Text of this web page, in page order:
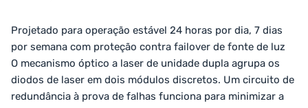
Projetado para operação estável 24 horas por dia, 7 dias
por semana com proteção contra failover de fonte de luz
O mecanismo óptico a laser de unidade dupla agrupa os
diodos de laser em dois módulos discretos. Um circuito de
redundância à prova de falhas funciona para minimizar a